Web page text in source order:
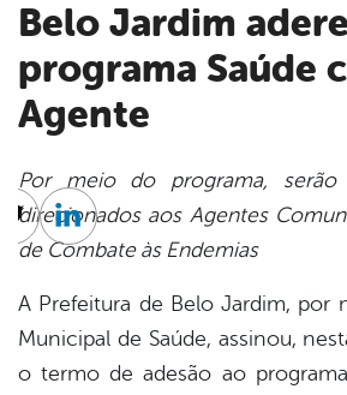
Belo Jardim adere ao
programa Saúde
Agente
Por meio do programa, serão
direcionados aos Agentes
de Combate às Endemias
A Prefeitura de Belo Jardim, por
Municipal de Saúde, assinou,
o termo de adesão ao
Twitter
Linkedin